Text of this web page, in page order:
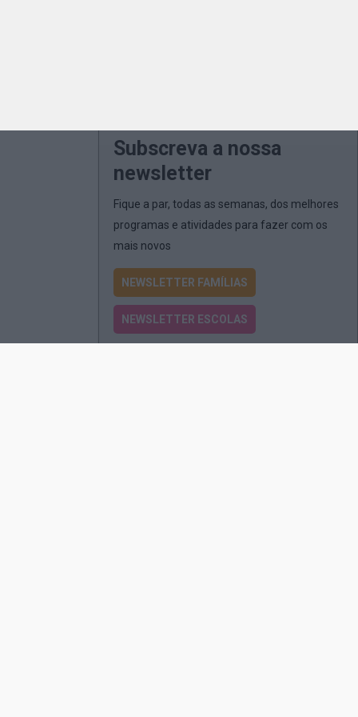
Subscreva a nossa
newsletter
Fique a par, todas as semanas, dos melhores
programas e atividades para fazer com os
mais novos
NEWSLETTER FAMÍLIAS
NEWSLETTER ESCOLAS